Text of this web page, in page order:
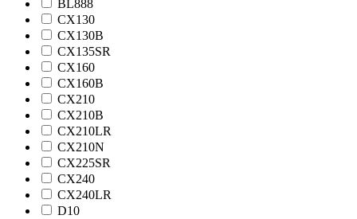
BL888
CX130
CX130B
CX135SR
CX160
CX160B
CX210
CX210B
CX210LR
CX210N
CX225SR
CX240
CX240LR
D10